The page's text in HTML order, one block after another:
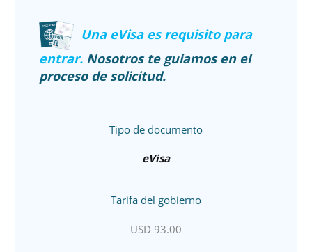
Una eVisa es requisito para
entrar. Nosotros te guiamos en el
proceso de solicitud.
Tipo de documento
eVisa
Tarifa del gobierno
USD 93.00